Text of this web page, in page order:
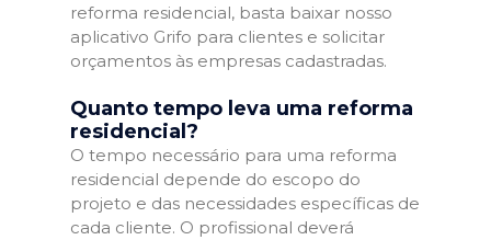
reforma residencial, basta baixar nosso
aplicativo Grifo para clientes e solicitar
orçamentos às empresas cadastradas.
Quanto tempo leva uma reforma
residencial?
O tempo necessário para uma reforma
residencial depende do escopo do
projeto e das necessidades específicas de
cada cliente. O profissional deverá